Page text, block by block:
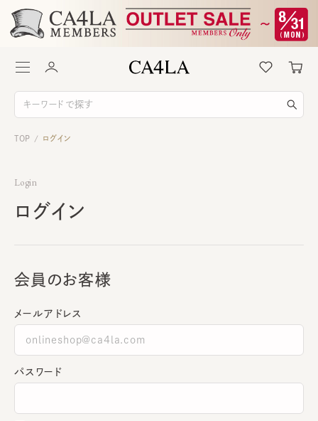
TOP / ログイン
Login
ログイン
会員のお客様
メールアドレス
パスワード